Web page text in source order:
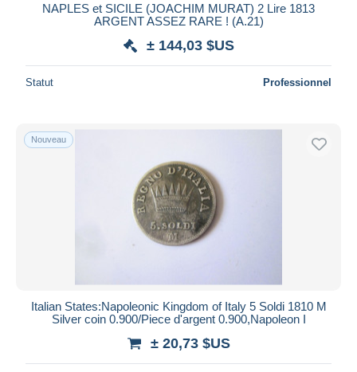
NAPLES et SICILE (JOACHIM MURAT) 2 Lire 1813
ARGENT ASSEZ RARE ! (A.21)
± 144,03 $US
Statut Professionnel
Nouveau
Italian States:Napoleonic Kingdom of Italy 5 Soldi 1810 M
Silver coin 0.900/Piece d'argent 0.900,Napoleon I
± 20,73 $US